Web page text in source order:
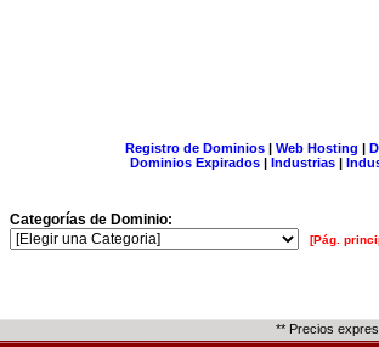
Registro de Dominios| Web Hosting |
Dominios Expirados | Industrias |
Categorías de Dominio:
[Pág.
** Precios